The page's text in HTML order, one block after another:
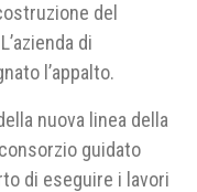
del
di
l’appalto.
nuova linea della
guidato
di eseguire i lavori